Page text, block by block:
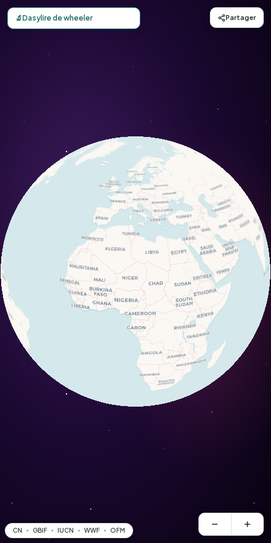
Carte d'observation du Dasylire de wheeler (Dasylirion
🔬Dasylire de wheeler Partager
CN GBIF IUCN WWF OFM